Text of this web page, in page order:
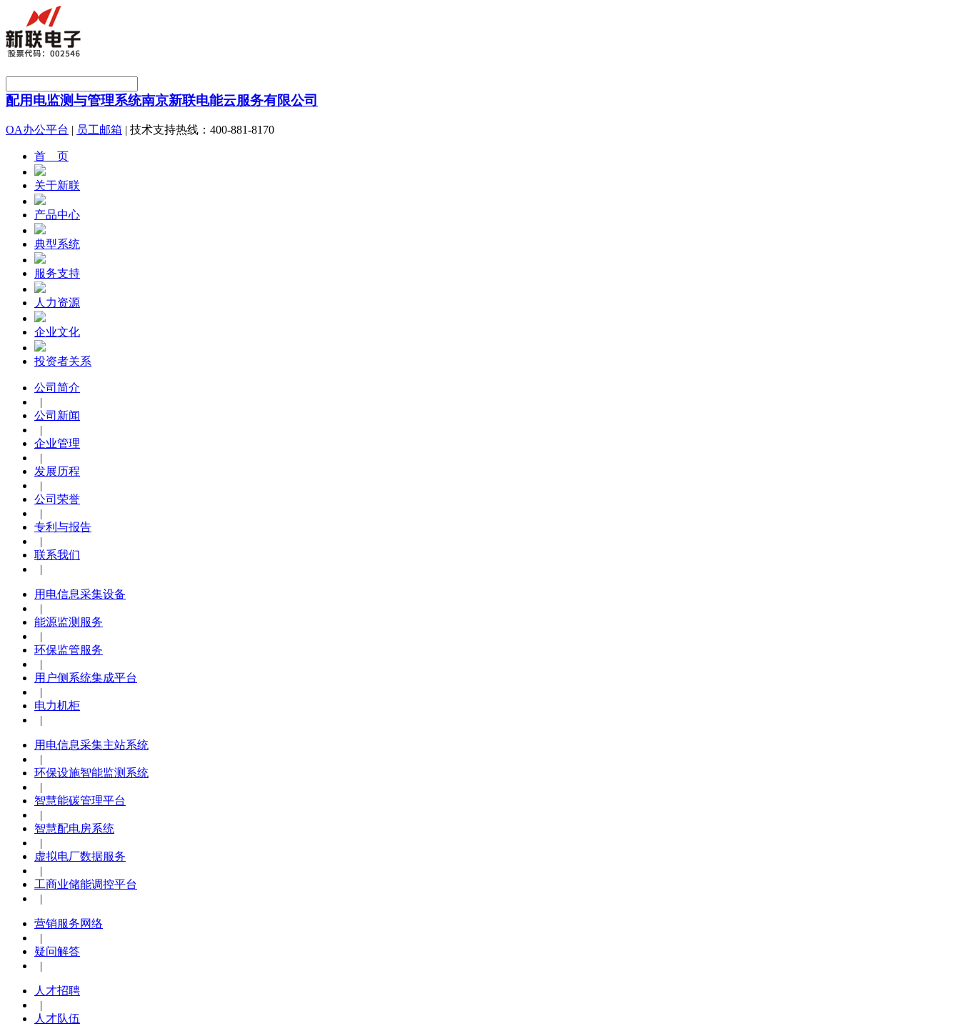
配用电监测与管理系统南京新联电能云服务有限公司
OA办公平台 | 员工邮箱 | 技术支持热线：400-881-8170
首 页
关于新联
产品中心
典型系统
服务支持
人力资源
企业文化
投资者关系
公司简介
|
公司新闻
|
企业管理
|
发展历程
|
公司荣誉
|
专利与报告
|
联系我们
|
用电信息采集设备
|
能源监测服务
|
环保监管服务
|
用户侧系统集成平台
|
电力机柜
|
用电信息采集主站系统
|
环保设施智能监测系统
|
智慧能碳管理平台
|
智慧配电房系统
|
虚拟电厂数据服务
|
工商业储能调控平台
|
营销服务网络
|
疑问解答
|
人才招聘
|
人才队伍